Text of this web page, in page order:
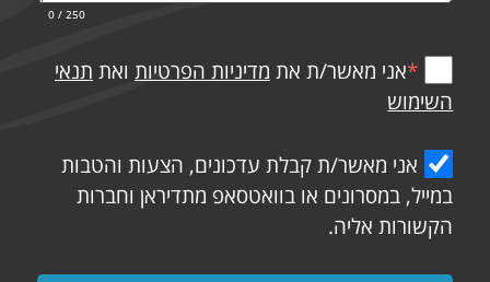
0 / 250
*אני מאשר/ת את מדיניות הפרטיות ואת תנאי
השימוש
אני מאשר/ת קבלת עדכונים, הצעות והטבות
במייל, במסרונים או בוואטסאפ מתדיראן וחברות
הקשורות אליה.